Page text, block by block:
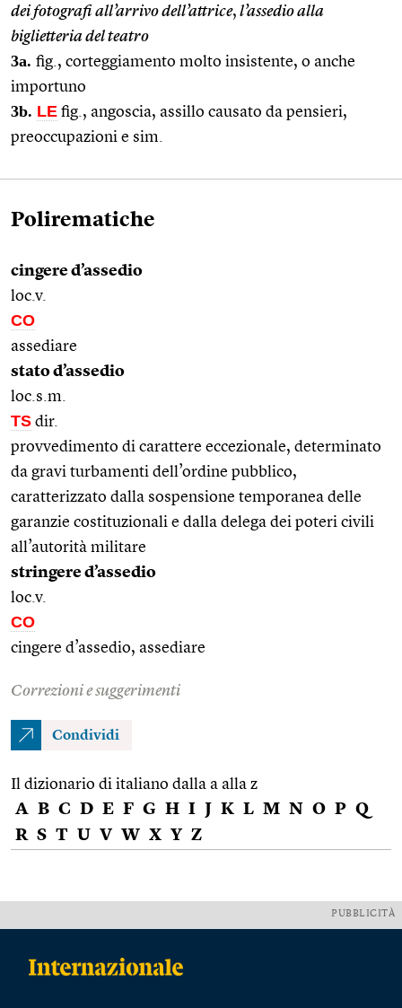
dei fotografi all’arrivo dell’attrice, l’assedio alla
biglietteria del teatro
3a. fig., corteggiamento molto insistente, o anche
importuno
3b. LE fig., angoscia, assillo causato da pensieri,
preoccupazioni e sim.
Polirematiche
cingere d’assedio
loc.v.
CO
assediare
stato d’assedio
loc.s.m.
TS dir.
provvedimento di carattere eccezionale, determinato
da gravi turbamenti dell’ordine pubblico,
caratterizzato dalla sospensione temporanea delle
garanzie costituzionali e dalla delega dei poteri civili
all’autorità militare
stringere d’assedio
loc.v.
CO
cingere d’assedio, assediare
Correzioni e suggerimenti
Condividi
Il dizionario di italiano dalla a alla z
A B C D E F G H I J K L M N O P Q
R S T U V W X Y Z
PUBBLICITÀ